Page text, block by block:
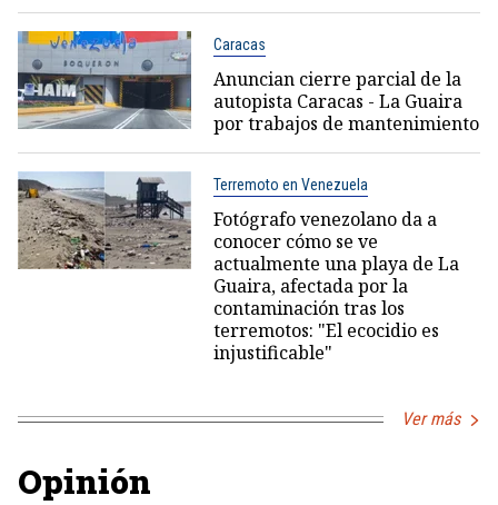
Caracas
Anuncian cierre parcial de la
autopista Caracas - La Guaira
por trabajos de mantenimiento
Terremoto en Venezuela
Fotógrafo venezolano da a
conocer cómo se ve
actualmente una playa de La
Guaira, afectada por la
contaminación tras los
terremotos: "El ecocidio es
injustificable"
Ver más
Opinión